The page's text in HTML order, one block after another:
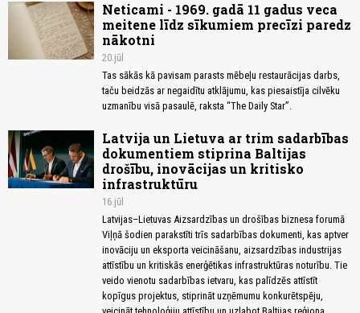
Neticami - 1969. gadā 11 gadus veca
meitene līdz sīkumiem precīzi paredz
nākotni
20.jūl
Tas sākās kā pavisam parasts mēbeļu restaurācijas darbs,
taču beidzās ar negaidītu atklājumu, kas piesaistīja cilvēku
uzmanību visā pasaulē, raksta “The Daily Star”.
Latvija un Lietuva ar trim sadarbības
dokumentiem stiprina Baltijas
drošību, inovācijas un kritisko
infrastruktūru
16.jūl
Latvijas–Lietuvas Aizsardzības un drošības biznesa forumā
Viļņā šodien parakstīti trīs sadarbības dokumenti, kas aptver
inovāciju un eksporta veicināšanu, aizsardzības industrijas
attīstību un kritiskās enerģētikas infrastruktūras noturību. Tie
veido vienotu sadarbības ietvaru, kas palīdzēs attīstīt
kopīgus projektus, stiprināt uzņēmumu konkurētspēju,